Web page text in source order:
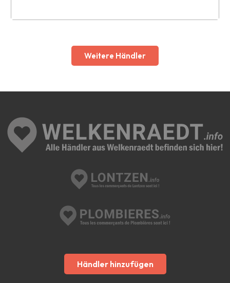
Weitere Händler
Händler hinzufügen